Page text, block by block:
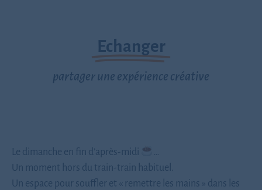
Echanger
partager une expérience créative
Le dimanche en fin d’après-midi
…
Un moment hors du train-train habituel.
Un espace pour souffler et « remettre les mains » dans les